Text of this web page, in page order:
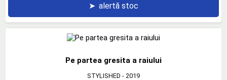
➤ alertă stoc
Pe partea gresita a raiului
STYLISHED - 2019